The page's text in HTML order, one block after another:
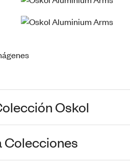
Oskol
Colecciones